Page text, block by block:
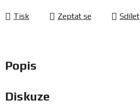
Tisk Zeptat se Sdílet
Popis
Diskuze